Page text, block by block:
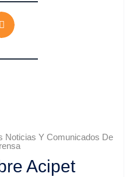
Noticias Y Comunicados De
Acipet